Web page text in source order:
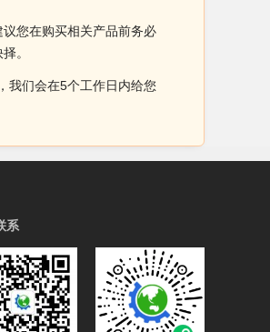
您在购买相关产品前务必
。
我们会在5个工作日内给您
系